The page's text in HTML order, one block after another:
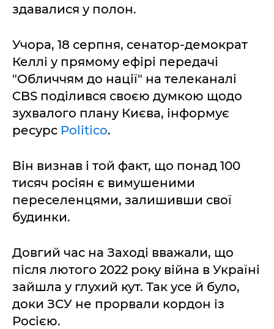
здавалися у полон.
Учора, 18 серпня, сенатор-демократ
Келлі у прямому ефірі передачі
"Обличчям до нації" на телеканалі
CBS поділився своєю думкою щодо
зухвалого плану Києва, інформує
ресурс Politico.
Він визнав і той факт, що понад 100
тисяч росіян є вимушеними
переселенцями, залишивши свої
будинки.
Довгий час на Заході вважали, що
після лютого 2022 року війна в Україні
зайшла у глухий кут. Так усе й було,
доки ЗСУ не прорвали кордон із
Росією.